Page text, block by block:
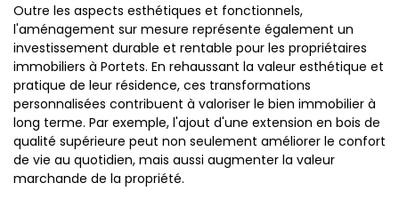
Outre les aspects esthétiques et fonctionnels,
l'aménagement sur mesure représente également un
investissement durable et rentable pour les propriétaires
immobiliers à Portets. En rehaussant la valeur esthétique et
pratique de leur résidence, ces transformations
personnalisées contribuent à valoriser le bien immobilier à
long terme. Par exemple, l'ajout d'une extension en bois de
qualité supérieure peut non seulement améliorer le confort
de vie au quotidien, mais aussi augmenter la valeur
marchande de la propriété.